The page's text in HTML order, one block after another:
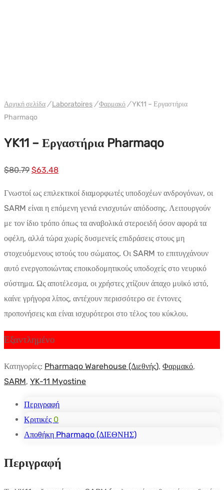
Αρχική σελίδα / Laboratoires /Φαρμακό /YK11 – Εργαστήρια
Pharmaqo
YK11 – Εργαστήρια Pharmaqo
$80.79 Αρχική
$80.79.
$63.48Η
είναι:
$63.48.
Γνωστοί ως επιλεκτικοί διαμορφωτές υποδοχέων ανδρογόνων, οι
SARM είναι η επόμενη γενιά ενισχυτών απόδοσης. Λειτουργούν
με τον ίδιο τρόπο όπως τα αναβολικά στεροειδή όσον αφορά τα
οφέλη, αλλά τώρα χωρίς δυσμενείς επιδράσεις στους μη
στοχευόμενους ιστούς του σώματος. Οι SARM το επιτυγχάνουν
αυτό ενεργοποιώντας εποικοδομητικούς υποδοχείς στο νευρικό
σύστημα. Ως αποτέλεσμα, οι χρήστες χτίζουν άπαχο μυϊκό ιστό,
καίνε γρήγορα λίπος, αντέχουν περισσότερο σε έντονες
προπονήσεις και είναι ισχυρότεροι στο τέλος του κύκλου.
Εξαντλημένο
Κατηγορίες: Pharmaqo Warehouse (Διεθνής), Φαρμακό,
SARM, YK-11 Myostine
Περιγραφή
Κριτικές 0
Αποθήκη Pharmaqo (ΔΙΕΘΝΗΣ)
Περιγραφή